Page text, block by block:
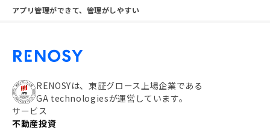
アプリ管理ができて、管理がしやすい
RENOSYは、東証グロース上場企業である
GA technologiesが運営しています。
サービス
不動産投資